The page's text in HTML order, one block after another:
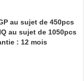
au sujet de 450pcs
au sujet de 1050pcs
: 12 mois